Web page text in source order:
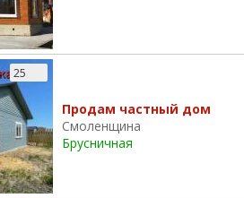
25
Продам частный дом
Смоленщина
Брусничная